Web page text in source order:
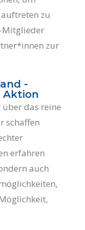
zu
Mitglieder
zur
-
Aktion
über das reine
schaffen
erfahren
auch